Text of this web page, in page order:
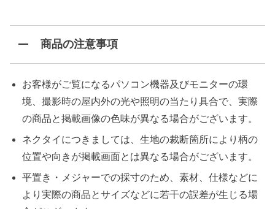
商品の注意事項
お客様がご覧になるパソコン機器及びモニターの環
境、撮影時の屋内外の光や照明の当たり具合で、実際
の商品と掲載画像の色味が異なる場合がございます。
ネクタイにつきましては、生地の裁断箇所により柄の
位置や向きが掲載画面とは異なる場合がございます。
平置き・メジャーでの採寸のため、素材、仕様などに
より実際の商品とサイズなどに若干の誤差が生じる場